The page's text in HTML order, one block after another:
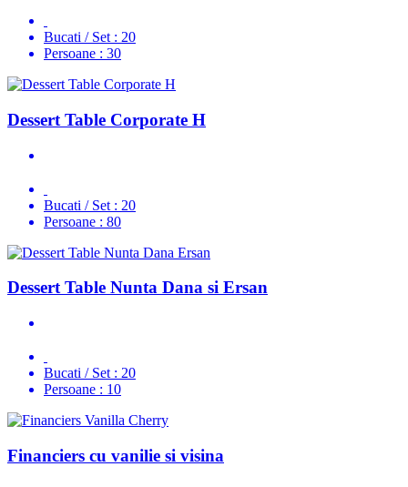
Bucati / Set : 20
Persoane : 30
Dessert Table Corporate H
Bucati / Set : 20
Persoane : 80
Dessert Table Nunta Dana si Ersan
Bucati / Set : 20
Persoane : 10
Financiers cu vanilie si visina